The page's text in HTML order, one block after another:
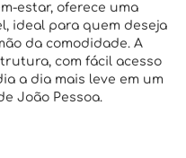
estar, oferece uma
ideal para quem deseja
da comodidade. A
com fácil acesso
a dia mais leve em um
João Pessoa.